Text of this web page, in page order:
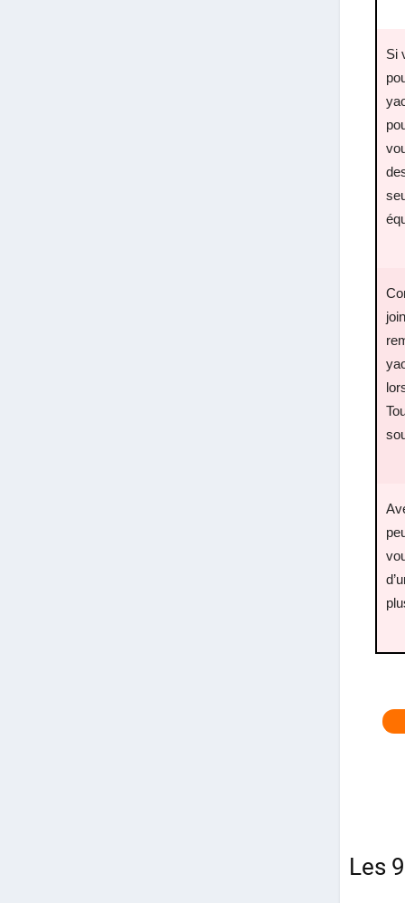
Si
Les